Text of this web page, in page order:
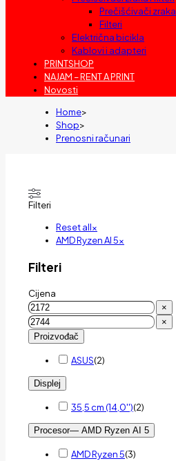
Prečišćivači zraka
Filteri
Električna bicikla
Kablovi i adapteri
PRINTSHOP
NAJAM – RENT A PRINT
Novosti
Home>
Shop>
Prenosni računari
Filteri
Reset all×
AMD Ryzen AI 5×
Filteri
Cijena
×
×
Proizvođač
ASUS(2)
Displej
35,5 cm (14,0'')(2)
Procesor— AMD Ryzen AI 5
AMD Ryzen 5(3)